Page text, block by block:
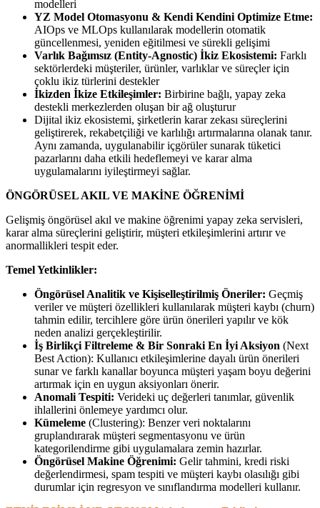
modelleri
YZ Model Otomasyonu & Kendi Kendini Optimize Etme:
AIOps ve MLOps kullanılarak modellerin otomatik
güncellenmesi, yeniden eğitilmesi ve sürekli gelişimi
Varlık Bağımsız (Entity-Agnostic) İkiz Ekosistemi: Farklı
sektörlerdeki müşteriler, ürünler, varlıklar ve süreçler için
çoklu ikiz türlerini destekler
İkizden İkize Etkileşimler: Birbirine bağlı, yapay zeka
destekli merkezlerden oluşan bir ağ oluşturur
Dijital ikiz ekosistemi, şirketlerin karar zekası süreçlerini
geliştirerek, rekabetçiliği ve karlılığı artırmalarına olanak tanır.
Aynı zamanda, uygulanabilir içgörüler sunarak tüketici
pazarlarını daha etkili hedeflemeyi ve karar alma
uygulamalarını iyileştirmeyi sağlar.
ÖNGÖRÜSEL AKIL VE MAKİNE ÖĞRENİMİ
Gelişmiş öngörüsel akıl ve makine öğrenimi yapay zeka servisleri,
karar alma süreçlerini geliştirir, müşteri etkileşimlerini artırır ve
anormallikleri tespit eder.
Temel Yetkinlikler:
Öngörüsel Analitik ve Kişiselleştirilmiş Öneriler: Geçmiş
veriler ve müşteri özellikleri kullanılarak müşteri kaybı (churn)
tahmin edilir, tercihlere göre ürün önerileri yapılır ve kök
neden analizi gerçekleştirilir.
İş Birlikçi Filtreleme & Bir Sonraki En İyi Aksiyon (Next
Best Action): Kullanıcı etkileşimlerine dayalı ürün önerileri
sunar ve farklı kanallar boyunca müşteri yaşam boyu değerini
artırmak için en uygun aksiyonları önerir.
Anomali Tespiti: Verideki uç değerleri tanımlar, güvenlik
ihlallerini önlemeye yardımcı olur.
Kümeleme (Clustering): Benzer veri noktalarını
gruplandırarak müşteri segmentasyonu ve ürün
kategorilendirme gibi uygulamalara zemin hazırlar.
Öngörüsel Makine Öğrenimi: Gelir tahmini, kredi riski
değerlendirmesi, spam tespiti ve müşteri kaybı olasılığı gibi
durumlar için regresyon ve sınıflandırma modelleri kullanır.